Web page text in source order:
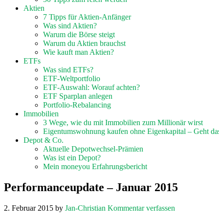
Aktien
7 Tipps für Aktien-Anfänger
Was sind Aktien?
Warum die Börse steigt
Warum du Aktien brauchst
Wie kauft man Aktien?
ETFs
Was sind ETFs?
ETF-Weltportfolio
ETF-Auswahl: Worauf achten?
ETF Sparplan anlegen
Portfolio-Rebalancing
Immobilien
3 Wege, wie du mit Immobilien zum Millionär wirst
Eigentumswohnung kaufen ohne Eigenkapital – Geht
Depot & Co.
Aktuelle Depotwechsel-Prämien
Was ist ein Depot?
Mein moneyou Erfahrungsbericht
Performanceupdate – Januar 2015
2. Februar 2015 by Jan-Christian Kommentar verfassen